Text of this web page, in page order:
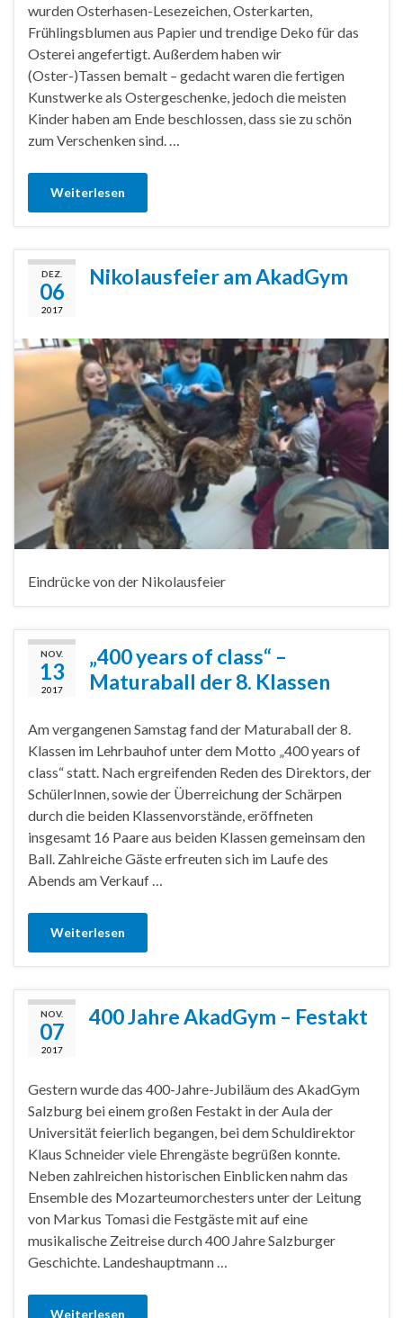
wurden Osterhasen-Lesezeichen, Osterkarten,
Frühlingsblumen aus Papier und trendige Deko für das
Osterei angefertigt. Außerdem haben wir
(Oster-)Tassen bemalt – gedacht waren die fertigen
Kunstwerke als Ostergeschenke, jedoch die meisten
Kinder haben am Ende beschlossen, dass sie zu schön
zum Verschenken sind. …
Weiterlesen
DEZ.
06
2017
Nikolausfeier am AkadGym
Eindrücke von der Nikolausfeier
NOV.
13
2017
„400 years of class“ –
Maturaball der 8. Klassen
Am vergangenen Samstag fand der Maturaball der 8.
Klassen im Lehrbauhof unter dem Motto „400 years of
class“ statt. Nach ergreifenden Reden des Direktors, der
SchülerInnen, sowie der Überreichung der Schärpen
durch die beiden Klassenvorstände, eröffneten
insgesamt 16 Paare aus beiden Klassen gemeinsam den
Ball. Zahlreiche Gäste erfreuten sich im Laufe des
Abends am Verkauf …
Weiterlesen
NOV.
07
2017
400 Jahre AkadGym – Festakt
Gestern wurde das 400-Jahre-Jubiläum des AkadGym
Salzburg bei einem großen Festakt in der Aula der
Universität feierlich begangen, bei dem Schuldirektor
Klaus Schneider viele Ehrengäste begrüßen konnte.
Neben zahlreichen historischen Einblicken nahm das
Ensemble des Mozarteumorchesters unter der Leitung
von Markus Tomasi die Festgäste mit auf eine
musikalische Zeitreise durch 400 Jahre Salzburger
Geschichte. Landeshauptmann …
Weiterlesen